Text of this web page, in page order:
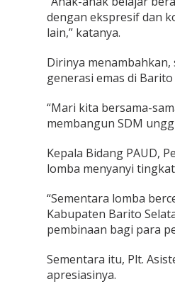
dengan ekspresif dan
lain,” katanya.
Dirinya
generasi emas di Barito
“Mari kita bersama-
membangun SDM
Kepala Bidang PAUD,
lomba menyanyi
“Sementara lomba
Kabupaten Barito
pembinaan bagi para
Sementara itu, Plt.
apresiasinya.